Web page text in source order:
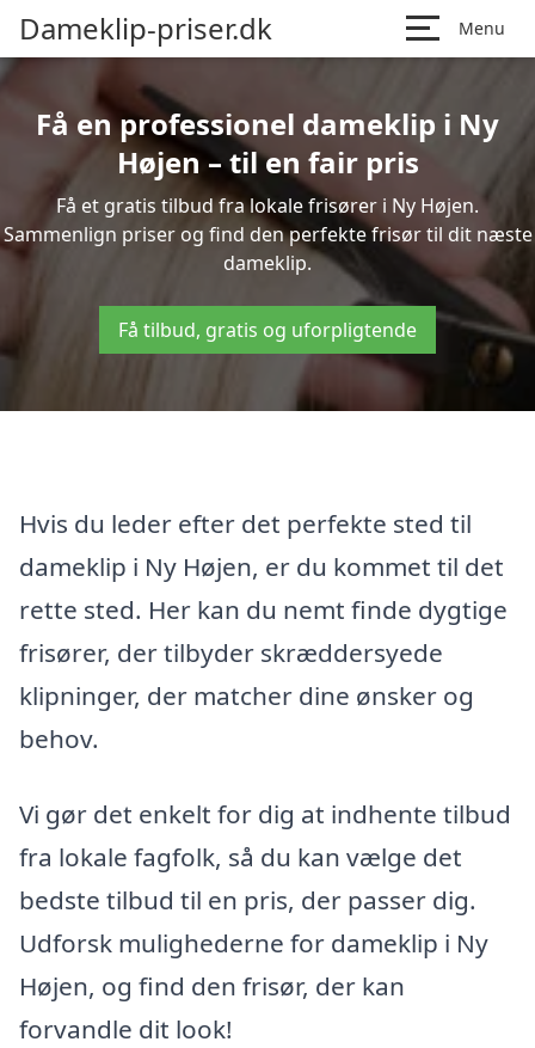
Dameklip-priser.dk Menu
Få en professionel dameklip i Ny
Højen – til en fair pris
Få et gratis tilbud fra lokale frisører i Ny Højen.
Sammenlign priser og find den perfekte frisør til dit næste
dameklip.
Få tilbud, gratis og uforpligtende
Hvis du leder efter det perfekte sted til
dameklip i Ny Højen, er du kommet til det
rette sted. Her kan du nemt finde dygtige
frisører, der tilbyder skræddersyede
klipninger, der matcher dine ønsker og
behov.
Vi gør det enkelt for dig at indhente tilbud
fra lokale fagfolk, så du kan vælge det
bedste tilbud til en pris, der passer dig.
Udforsk mulighederne for dameklip i Ny
Højen, og find den frisør, der kan
forvandle dit look!